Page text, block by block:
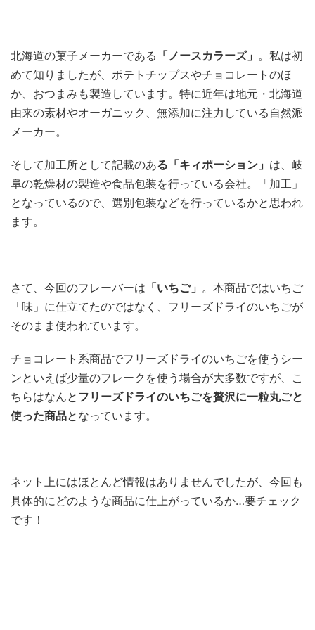
北海道の菓子メーカーである 「ノースカラーズ」 。私は初
めて知りましたが、ポテトチップスやチョコレートのほ
か、おつまみも製造しています。特に近年は地元・北海道
由来の素材やオーガニック、無添加に注力している自然派
メーカー。
そして加工所として記載のある「キィポーション」 は、岐
阜の乾燥材の製造や食品包装を行っている会社。「加工」
となっているので、選別包装などを行っているかと思われ
ます。
さて、今回のフレーバーは 「いちご」 。本商品ではいちご
「味」に仕立てたのではなく、フリーズドライのいちごが
そのまま使われています。
チョコレート系商品でフリーズドライのいちごを使うシー
ンといえば少量のフレークを使う場合が大多数ですが、こ
ちらはなんと フリーズドライのいちごを贅沢に一粒丸ごと
使った商品となっています。
ネット上にはほとんど情報はありませんでしたが、今回も
具体的にどのような商品に仕上がっているか…要チェック
です！